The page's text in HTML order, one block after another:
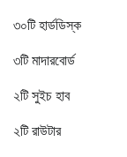
৩০টি হার্ডডিস্ক
৩টি মাদারবোর্ড
২টি সুইচ হাব
২টি রাউটার